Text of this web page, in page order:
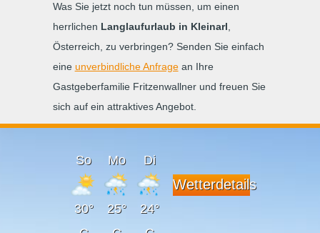
Was Sie jetzt noch tun müssen, um einen
herrlichen Langlaufurlaub in Kleinarl
Österreich, zu verbringen? Senden Sie einfach
eine unverbindliche Anfragean Ihre
Gastgeberfamilie Fritzenwallner und freuen Sie
sich auf ein attraktives Angebot.
So
30°
Mo
25°
Di
24°
Wetterdetails